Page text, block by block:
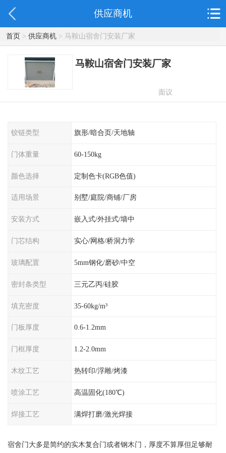
供应商机
首页> 供应商机> 马鞍山宿舍门安装厂家
马鞍山宿舍门安装厂家
面议
铰链类型 旗形/暗合页/天地轴
门体重量 60-150kg
颜色选择 定制色卡(RGB色值)
适用场景 别墅/庭院/商铺/厂房
安装方式 嵌入式/外挂式/墙中
门芯结构 实心/网格/桥洞力学
玻璃配置 5mm钢化/磨砂/中空
密封条类型 三元乙丙/硅胶
填充密度 35-60kg/m³
门板厚度 0.6-1.2mm
门框厚度 1.2-2.0mm
木纹工艺 热转印/浮雕/烤漆
喷涂工艺 高温固化(180℃)
焊接工艺 满焊打磨/激光焊接
宿舍门大多是简约的实木复合门或者钢木门，厚度不算厚但足够耐